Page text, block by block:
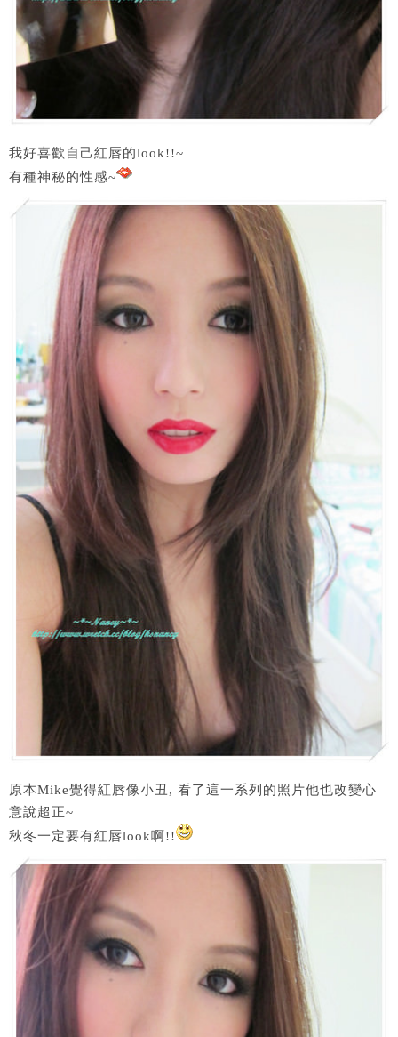
我好喜歡自己紅唇的look!!~
有種神秘的性感~
原本Mike覺得紅唇像小丑, 看了這一系列的照片他也改變心
意說超正~
秋冬一定要有紅唇look啊!!